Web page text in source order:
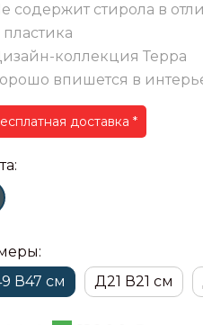
содержит стирола в
пластика
коллекция Терра
впишется в
доставка *
В47 см
Д21 В21 см